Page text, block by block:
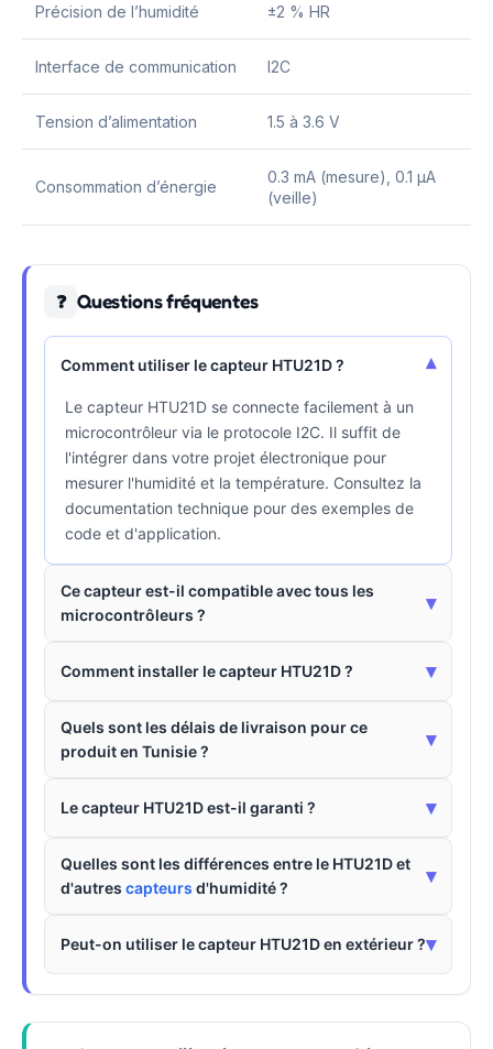
Précision de l’humidité ±2 % HR
Interface de communication I2C
Tension d’alimentation 1.5 à 3.6 V
Consommation d’énergie
0.3 mA (mesure), 0.1 µA
(veille)
❓ Questions fréquentes
Comment utiliser le capteur HTU21D ? ▾
Le capteur HTU21D se connecte facilement à un
microcontrôleur via le protocole I2C. Il suffit de
l'intégrer dans votre projet électronique pour
mesurer l'humidité et la température. Consultez la
documentation technique pour des exemples de
code et d'application.
Ce capteur est-il compatible avec tous les
microcontrôleurs ?
▾
Comment installer le capteur HTU21D ? ▾
Quels sont les délais de livraison pour ce
produit en Tunisie ?
▾
Le capteur HTU21D est-il garanti ? ▾
Quelles sont les différences entre le HTU21D et
d'autres capteurs d'humidité ?
▾
Peut-on utiliser le capteur HTU21D en extérieur ?▾